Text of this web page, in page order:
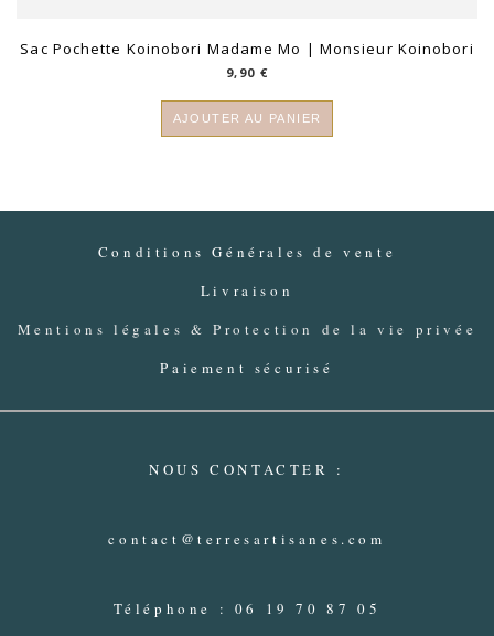
Sac Pochette Koinobori Madame Mo | Monsieur Koinobori
9,90 €
AJOUTER AU PANIER
Conditions Générales de vente
Livraison
Mentions légales & Protection de la vie privée
Paiement sécurisé
NOUS CONTACTER :
contact@terresartisanes.com
Téléphone : 06 19 70 87 05